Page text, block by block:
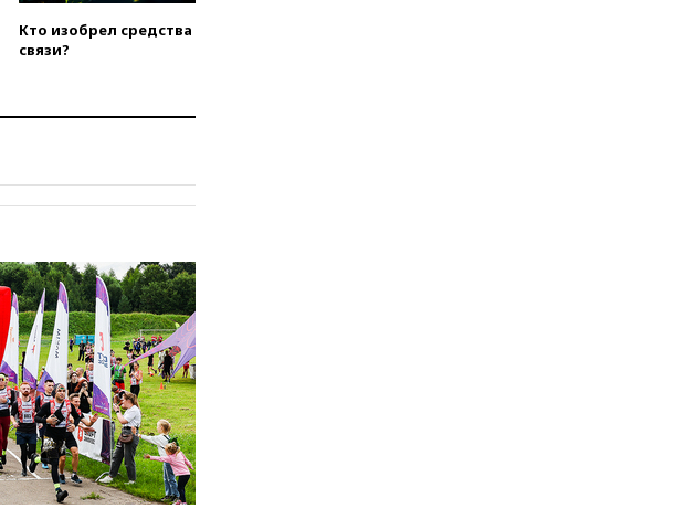
20:30 Лидию Невзорову
арестовали по делу о
доме
против России и
20:00СК возбудил дело
журналистки Катерины
о фейках о ВС
19:45ISU предоставил
статус
Валиевой и
19:35Зеленский
Кто изобрел средства
связи?